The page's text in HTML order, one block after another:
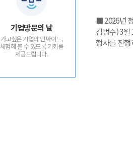
■ 2026년
김범수) 3월
행사를 진
기업방문의 날
가고싶은 기업의 인싸이드,
체험해 볼 수 있도록기회를
제공드립니다.